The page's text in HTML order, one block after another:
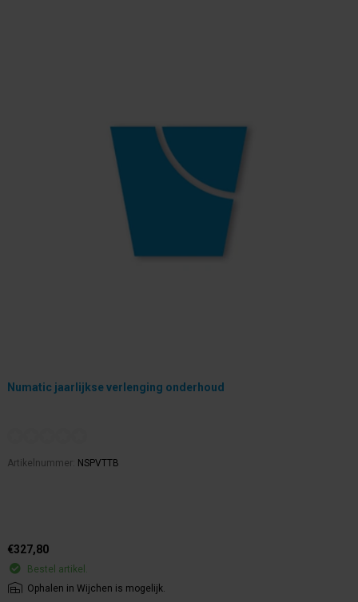
Numatic jaarlijkse verlenging onderhoud
Artikelnummer: NSPVTTB
€327,80
Bestel artikel.
Ophalen in Wijchen is mogelijk.